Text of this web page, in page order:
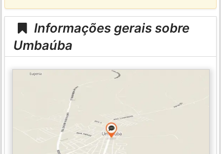
Informações gerais sobre
Umbaúba